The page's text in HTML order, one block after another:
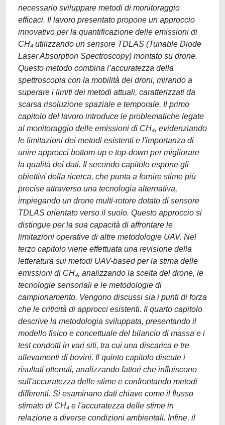
necessario sviluppare metodi di monitoraggio
efficaci. Il lavoro presentato propone un approccio
innovativo per la quantificazione delle emissioni di
CH₄ utilizzando un sensore TDLAS (Tunable Diode
Laser Absorption Spectroscopy) montato su drone.
Questo metodo combina l’accuratezza della
spettroscopia con la mobilità dei droni, mirando a
superare i limiti dei metodi attuali, caratterizzati da
scarsa risoluzione spaziale e temporale. Il primo
capitolo del lavoro introduce le problematiche legate
al monitoraggio delle emissioni di CH₄, evidenziando
le limitazioni dei metodi esistenti e l'importanza di
unire approcci bottom-up e top-down per migliorare
la qualità dei dati. Il secondo capitolo espone gli
obiettivi della ricerca, che punta a fornire stime più
precise attraverso una tecnologia alternativa,
impiegando un drone multi-rotore dotato di sensore
TDLAS orientato verso il suolo. Questo approccio si
distingue per la sua capacità di affrontare le
limitazioni operative di altre metodologie UAV. Nel
terzo capitolo viene effettuata una revisione della
letteratura sui metodi UAV-based per la stima delle
emissioni di CH₄, analizzando la scelta del drone, le
tecnologie sensoriali e le metodologie di
campionamento. Vengono discussi sia i punti di forza
che le criticità di approcci esistenti. Il quarto capitolo
descrive la metodologia sviluppata, presentando il
modello fisico e concettuale del bilancio di massa e i
test condotti in vari siti, tra cui una discarica e tre
allevamenti di bovini. Il quinto capitolo discute i
risultati ottenuti, analizzando fattori che influiscono
sull'accuratezza delle stime e confrontando metodi
differenti. Si esaminano dati chiave come il flusso
stimato di CH₄ e l'accuratezza delle stime in
relazione a diverse condizioni ambientali. Infine, il